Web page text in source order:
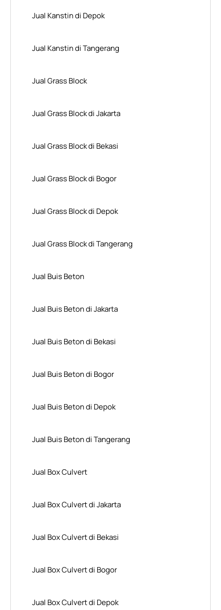
Jual Kanstin di Depok
Jual Kanstin di Tangerang
Jual Grass Block
Jual Grass Block di Jakarta
Jual Grass Block di Bekasi
Jual Grass Block di Bogor
Jual Grass Block di Depok
Jual Grass Block di Tangerang
Jual Buis Beton
Jual Buis Beton di Jakarta
Jual Buis Beton di Bekasi
Jual Buis Beton di Bogor
Jual Buis Beton di Depok
Jual Buis Beton di Tangerang
Jual Box Culvert
Jual Box Culvert di Jakarta
Jual Box Culvert di Bekasi
Jual Box Culvert di Bogor
Jual Box Culvert di Depok